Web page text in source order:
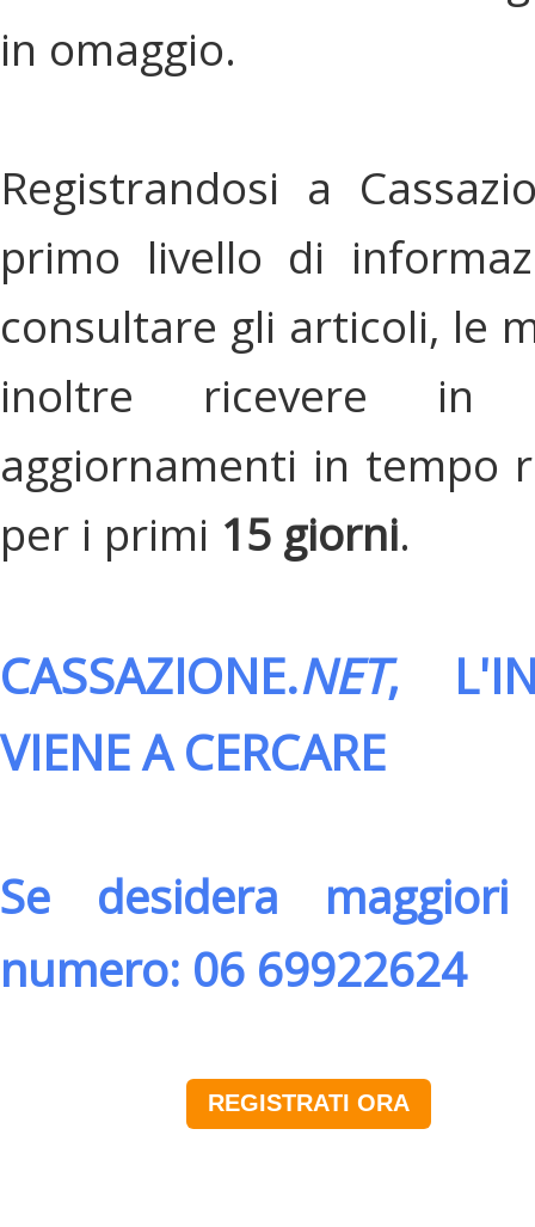
in omaggio.
Registrandosi a
primo livello di
consultare gli articoli, le
inoltre ricevere in
aggiornamenti in tempo
per i primi 15 giorni.
CASSAZIONE.NET,
VIENE A CERCARE
Se desidera
numero: 06 69922624
REGISTRATI ORA